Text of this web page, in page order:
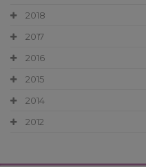
2018
2017
2016
2015
2014
2012